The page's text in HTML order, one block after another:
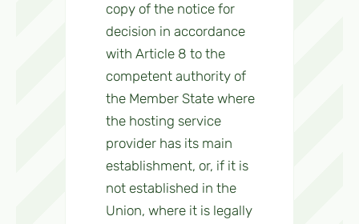
copy of the notice for
decision in accordance
with Article 8 to the
competent authority of
the Member State where
the hosting service
provider has its main
establishment, or, if it is
not established in the
Union, where it is legally